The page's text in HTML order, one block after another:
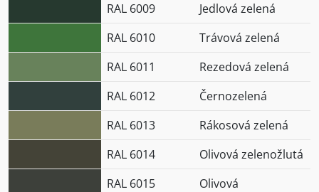
RAL 6009
Jedlová zelená
RAL 6010
Trávová zelená
RAL 6011
Rezedová zelená
RAL 6012
Černozelená
RAL 6013
Rákosová zelená
RAL 6014
Olivová zelenožlutá
RAL 6015
Olivová